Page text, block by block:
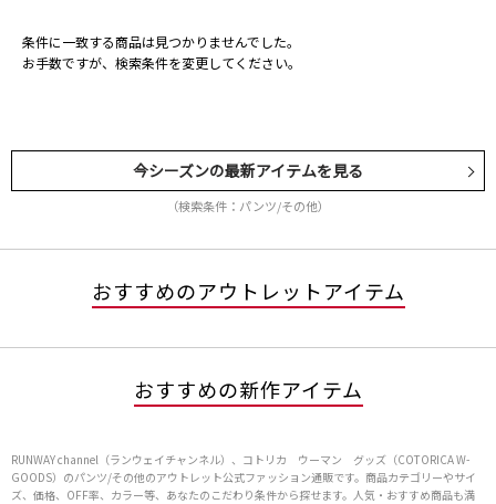
条件に一致する商品は見つかりませんでした。
お手数ですが、検索条件を変更してください。
今シーズンの最新アイテムを見る
（検索条件：パンツ/その他）
おすすめのアウトレットアイテム
おすすめの新作アイテム
RUNWAY channel（ランウェイチャンネル）、コトリカ ウーマン グッズ（COTORICA W-
GOODS）のパンツ/その他のアウトレット公式ファッション通販です。商品カテゴリーやサイ
ズ、価格、OFF率、カラー等、あなたのこだわり条件から探せます。人気・おすすめ商品も満